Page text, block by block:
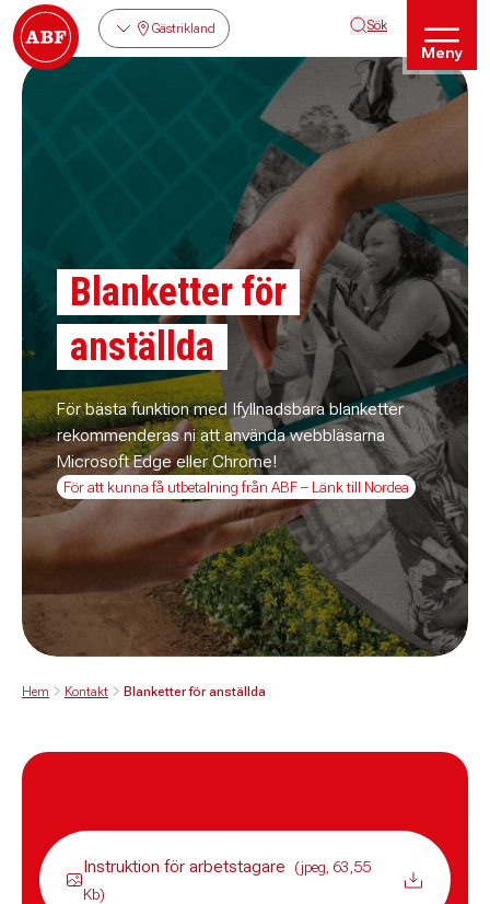
Gästrikland Sök
Meny
Blanketter för
anställda
För bästa funktion med Ifyllnadsbara blanketter
rekommenderas ni att använda webbläsarna
Microsoft Edge eller Chrome!
För att kunna få utbetalning från ABF – Länk till Nordea
Hem Kontakt Blanketter för anställda
Instruktion för arbetstagare
(jpeg, 63,55
Kb)